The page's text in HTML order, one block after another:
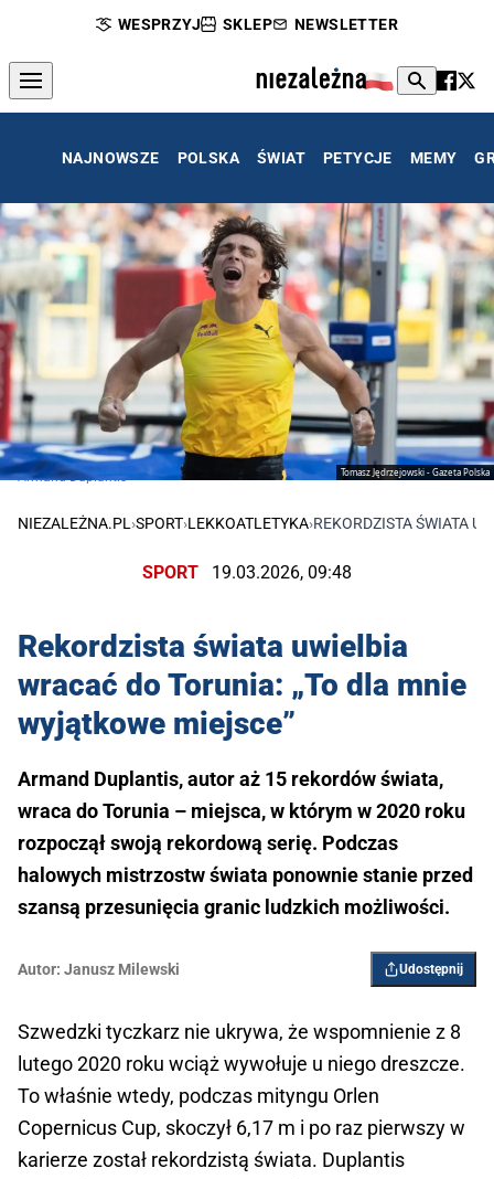
WESPRZYJ SKLEP NEWSLETTER
NAJNOWSZE POLSKA ŚWIAT PETYCJE MEMY
Tomasz Jędrzejowski - Gazeta Polska
Armand Duplantis
NIEZALEŻNA.PL ›SPORT›LEKKOATLETYKA›REKORDZISTA ŚWIATA
SPORT 19.03.2026, 09:48
Rekordzista świata uwielbia
wracać do Torunia: „To dla mnie
wyjątkowe miejsce”
Armand Duplantis, autor aż 15 rekordów świata,
wraca do Torunia – miejsca, w którym w 2020 roku
rozpoczął swoją rekordową serię. Podczas
halowych mistrzostw świata ponownie stanie przed
szansą przesunięcia granic ludzkich możliwości.
Autor: Janusz Milewski Udostępnij
Szwedzki tyczkarz nie ukrywa, że wspomnienie z 8
lutego 2020 roku wciąż wywołuje u niego dreszcze.
To właśnie wtedy, podczas mityngu Orlen
Copernicus Cup, skoczył 6,17 m i po raz pierwszy w
karierze został rekordzistą świata. Duplantis